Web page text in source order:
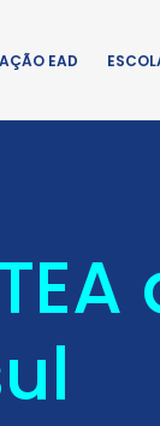
EAD